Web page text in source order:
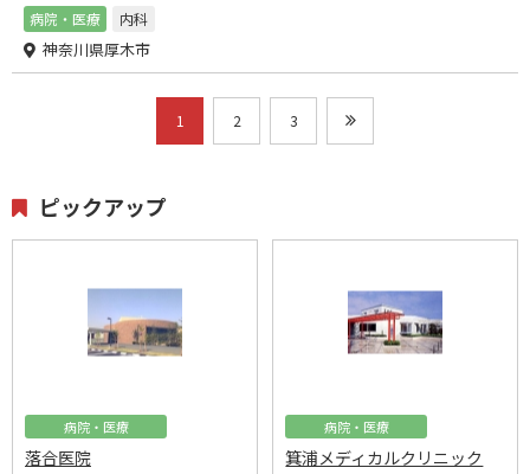
病院・医療 内科
神奈川県厚木市
1 2 3
ピックアップ
病院・医療
落合医院
病院・医療
箕浦メディカルクリニック